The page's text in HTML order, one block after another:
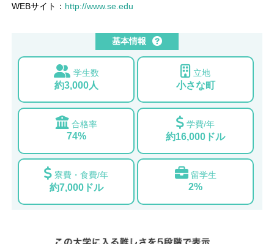
WEBサイト： http://www.se.edu
基本情報
学生数
約3,000人
立地
小さな町
合格率
74%
学費/年
約16,000ドル
寮費・食費/年
約7,000ドル
留学生
2%